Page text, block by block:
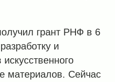
грант РНФ в 6
и
материалов. Сейчас